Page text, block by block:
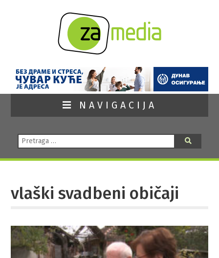
NAVIGACIJA
Pretraga:
vlaški svadbeni običaji